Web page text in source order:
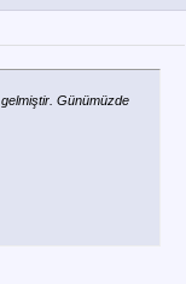
Günümüzde